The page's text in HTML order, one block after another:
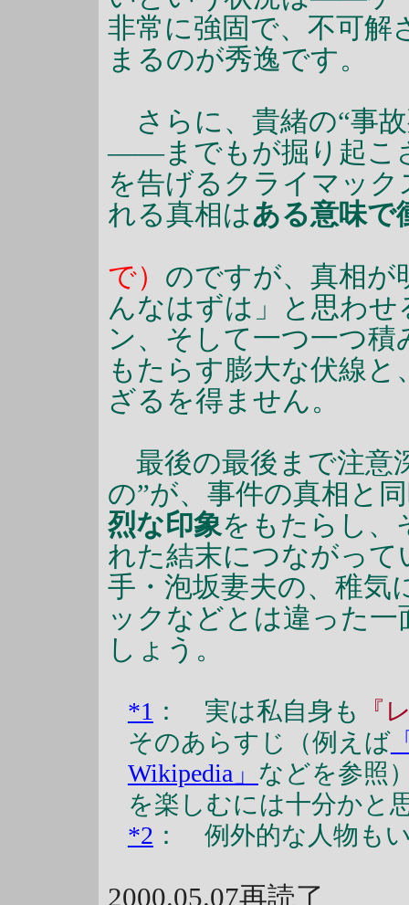
非常に強固で、不可解
まるのが秀逸です。
さらに、貴緒の“事
――までもが掘り起こ
を告げるクライマッ
れる真相はある意味で
で） のですが、真相が
んなはずは」と思わ
ン、そして一つ一つ
もたらす膨大な伏線と
ざるを得ません。
最後の最後まで注意
の”が、事件の真相と
烈な印象をもたらし、
れた結末につながっ
手・泡坂妻夫の、稚気
ックなどとは違った一
しょう。
*1 ： 実は私自身も
『
そのあらすじ（例えば
Wikipedia」 などを参照
を楽しむには十分かと
*2 ： 例外的な人物も
2000.05.07再読了